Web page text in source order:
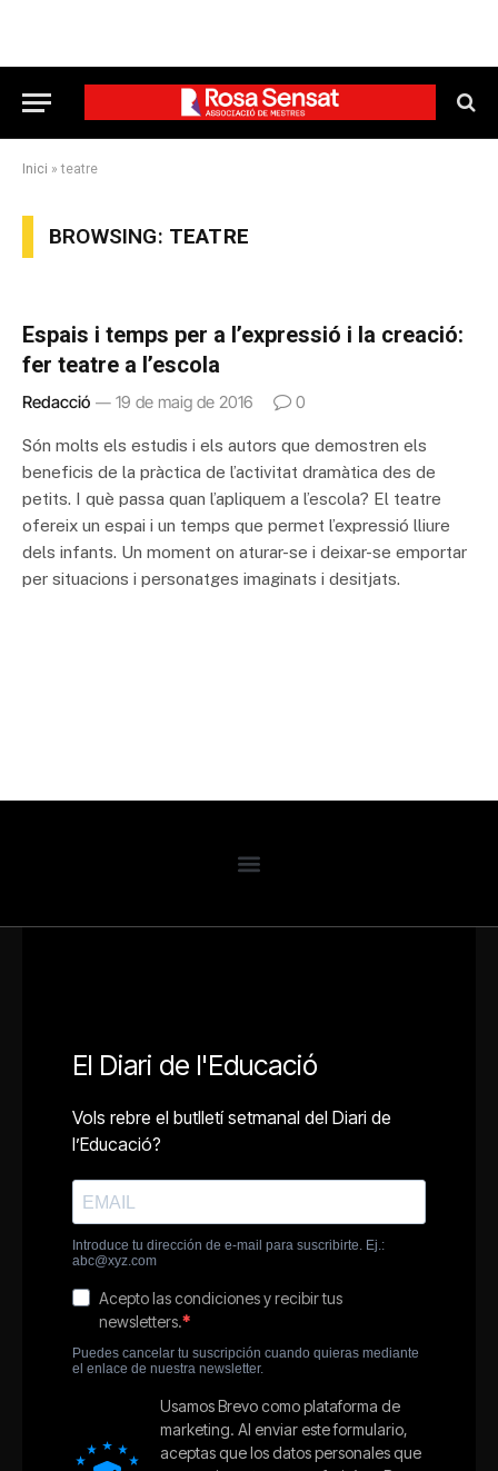
Inici »teatre
BROWSING: TEATRE
Espais i temps per a l’expressió i la creació:
fer teatre a l’escola
Redacció 19 de maig de 2016 0
Són molts els estudis i els autors que demostren els
beneficis de la pràctica de l’activitat dramàtica des de
petits. I què passa quan l’apliquem a l’escola? El teatre
ofereix un espai i un temps que permet l’expressió lliure
dels infants. Un moment on aturar-se i deixar-se emportar
per situacions i personatges imaginats i desitjats.